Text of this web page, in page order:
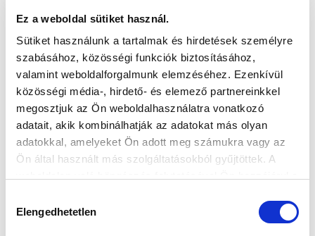
Ez a weboldal sütiket használ.
Sütiket használunk a tartalmak és hirdetések személyre
szabásához, közösségi funkciók biztosításához,
valamint weboldalforgalmunk elemzéséhez. Ezenkívül
közösségi média-, hirdető- és elemező partnereinkkel
megosztjuk az Ön weboldalhasználatra vonatkozó
adatait, akik kombinálhatják az adatokat más olyan
adatokkal, amelyeket Ön adott meg számukra vagy az
Ön által használt más szolgáltatásokból gyűjtöttek. A
kiválasztása
Elengedhetetlen